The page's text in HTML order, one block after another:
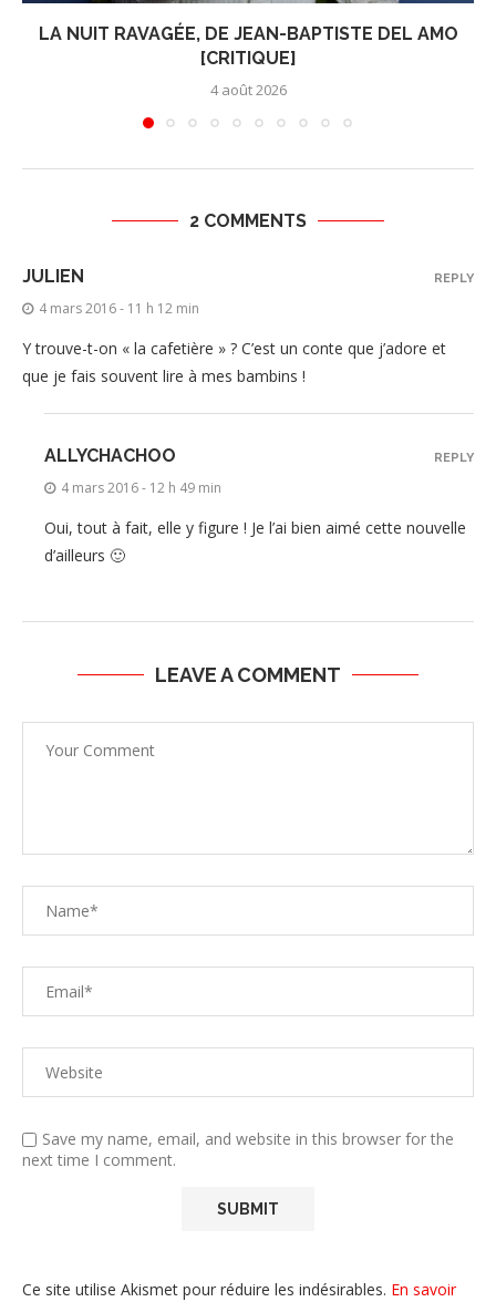
LA NUIT RAVAGÉE, DE JEAN-BAPTISTE DEL AMO
[CRITIQUE]
4 août 2026
2 COMMENTS
JULIEN
4 mars 2016 - 11 h 12 min
Y trouve-t-on « la cafetière » ? C’est un conte que j’adore et
que je fais souvent lire à mes bambins !
REPLY
ALLYCHACHOO
4 mars 2016 - 12 h 49 min
Oui, tout à fait, elle y figure ! Je l’ai bien aimé cette nouvelle
d’ailleurs 🙂
REPLY
LEAVE A COMMENT
Save my name, email, and website in this browser for the
next time I comment.
Ce site utilise Akismet pour réduire les indésirables. En savoir